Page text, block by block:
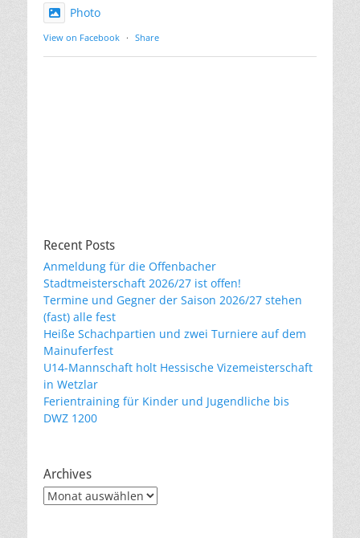
Photo
View on Facebook · Share
Recent Posts
Anmeldung für die Offenbacher
Stadtmeisterschaft 2026/27 ist offen!
Termine und Gegner der Saison 2026/27 stehen
(fast) alle fest
Heiße Schachpartien und zwei Turniere auf dem
Mainuferfest
U14-Mannschaft holt Hessische Vizemeisterschaft
in Wetzlar
Ferientraining für Kinder und Jugendliche bis
DWZ 1200
Archives
Archives